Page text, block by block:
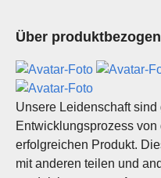
Über produktbezogen
Unsere Leidenschaft
Entwicklungsprozess von
erfolgreichen Produkt.
mit anderen teilen und